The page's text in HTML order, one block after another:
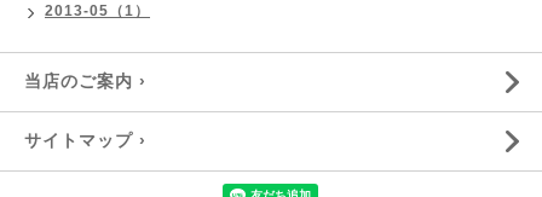
2013-05（1）
当店のご案内 ›
サイトマップ ›